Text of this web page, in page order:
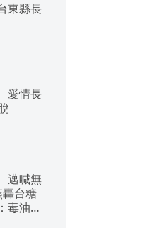
東縣長
愛情長
邁喊無
台糖
毒油一